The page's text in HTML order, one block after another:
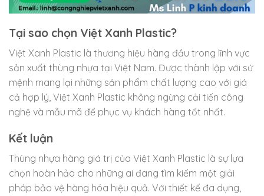
Tại sao chọn Việt Xanh Plastic?
Việt Xanh Plastic là thương hiệu hàng đầu trong lĩnh vực
sản xuất thùng nhựa tại Việt Nam. Được thành lập với sứ
mệnh mang lại những sản phẩm chất lượng cao với giá
cả hợp lý, Việt Xanh Plastic không ngừng cải tiến công
nghệ và mẫu mã để phục vụ khách hàng tốt nhất.
Kết luận
Thùng nhựa hàng giá trị của Việt Xanh Plastic là sự lựa
chọn hoàn hảo cho những ai đang tìm kiếm một giải
pháp bảo vệ hàng hóa hiệu quả. Với thiết kế đa dụng,